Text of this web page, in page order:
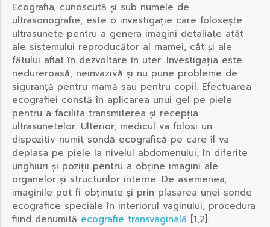
Ecografia, cunoscută și sub numele de
ultrasonografie, este o investigație care folosește
ultrasunete pentru a genera imagini detaliate atât
ale sistemului reproducător al mamei, cât și ale
fătului aflat în dezvoltare în uter. Investigația este
nedureroasă, neinvazivă și nu pune probleme de
siguranță pentru mamă sau pentru copil. Efectuarea
ecografiei constă în aplicarea unui gel pe piele
pentru a facilita transmiterea și recepția
ultrasunetelor. Ulterior, medicul va folosi un
dispozitiv numit sondă ecografică pe care îl va
deplasa pe piele la nivelul abdomenului, în diferite
unghiuri și poziții pentru a obține imagini ale
organelor și structurilor interne. De asemenea,
imaginile pot fi obținute și prin plasarea unei sonde
ecografice speciale în interiorul vaginului, procedura
fiind denumită ecografie transvaginală [1,2].